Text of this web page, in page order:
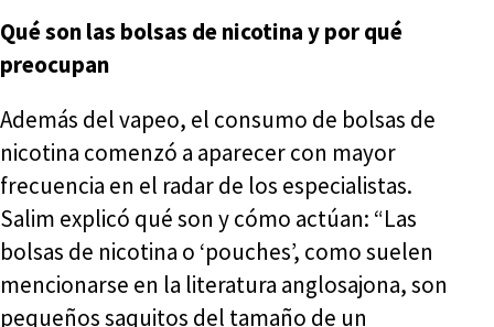
Qué son las bolsas de nicotina y por qué
preocupan
Además del vapeo, el consumo de bolsas de
nicotina comenzó a aparecer con mayor
frecuencia en el radar de los especialistas.
Salim explicó qué son y cómo actúan: “Las
bolsas de nicotina o ‘pouches’, como suelen
mencionarse en la literatura anglosajona, son
pequeños saquitos del tamaño de un